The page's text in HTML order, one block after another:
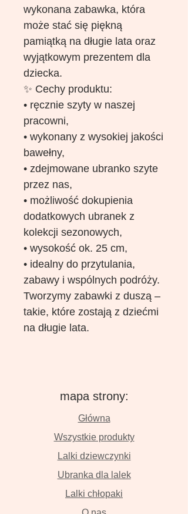
wykonana zabawka, która
może stać się piękną
pamiątką na długie lata oraz
wyjątkowym prezentem dla
dziecka.
✨ Cechy produktu:
• ręcznie szyty w naszej
pracowni,
• wykonany z wysokiej jakości
bawełny,
• zdejmowane ubranko szyte
przez nas,
• możliwość dokupienia
dodatkowych ubranek z
kolekcji sezonowych,
• wysokość ok. 25 cm,
• idealny do przytulania,
zabawy i wspólnych podróży.
Tworzymy zabawki z duszą –
takie, które zostają z dziećmi
na długie lata.
mapa strony:
Główna
Wszystkie produkty
Lalki dziewczynki
Ubranka dla lalek
Lalki chłopaki